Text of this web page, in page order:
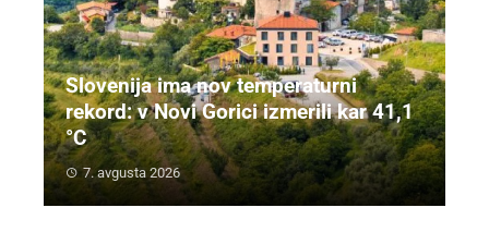
Slovenija ima nov temperaturni
rekord: v Novi Gorici izmerili kar 41,1
°C
7. avgusta 2026